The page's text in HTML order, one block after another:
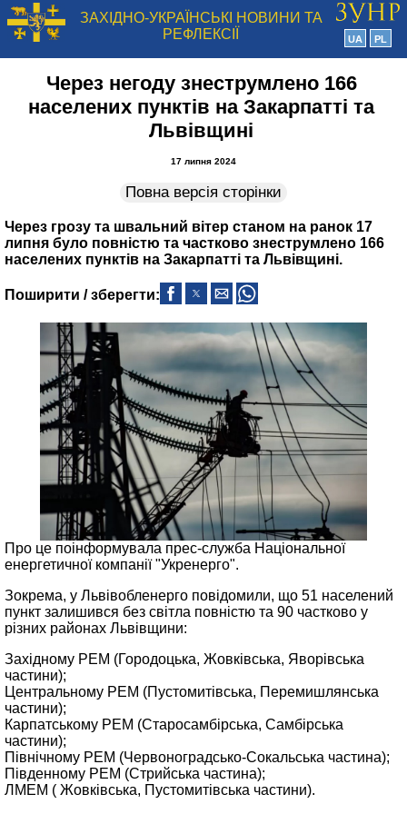
ЗАХІДНО-УКРАЇНСЬКІ НОВИНИ ТА
РЕФЛЕКСІЇ
UA PL
Через негоду знеструмлено 166
населених пунктів на Закарпатті та
Львівщині
17 липня 2024
Повна версія сторінки
Через грозу та швальний вітер станом на ранок 17
липня було повністю та частково знеструмлено 166
населених пунктів на Закарпатті та Львівщині.
Поширити / зберегти:
Про це поінформувала прес-служба Національної
енергетичної компанії "Укренерго".
Зокрема, у Львівобленерго повідомили, що 51 населений
пункт залишився без світла повністю та 90 частково у
різних районах Львівщини:
Західному РЕМ (Городоцька, Жовківська, Яворівська
частини);
Центральному РЕМ (Пустомитівська, Перемишлянська
частини);
Карпатському РЕМ (Старосамбірська, Самбірська
частини);
Північному РЕМ (Червоноградсько-Сокальська частина);
Південному РЕМ (Стрийська частина);
ЛМЕМ ( Жовківська, Пустомитівська частини).